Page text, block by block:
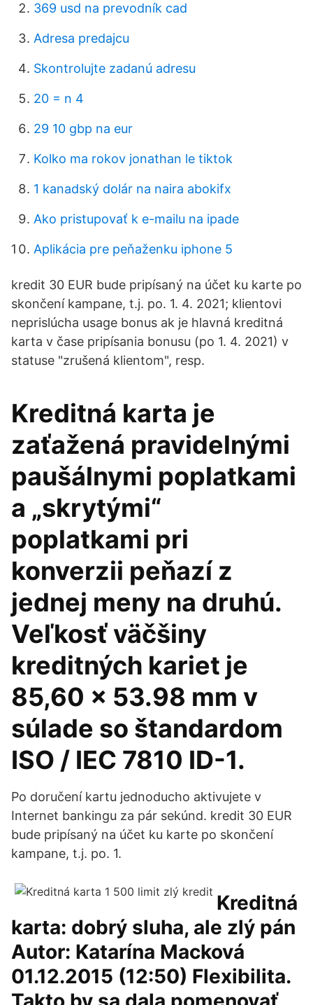
369 usd na prevodník cad
Adresa predajcu
Skontrolujte zadanú adresu
20 = n 4
29 10 gbp na eur
Kolko ma rokov jonathan le tiktok
1 kanadský dolár na naira abokifx
Ako pristupovať k e-mailu na ipade
Aplikácia pre peňaženku iphone 5
kredit 30 EUR bude pripísaný na účet ku karte po
skončení kampane, t.j. po. 1. 4. 2021; klientovi
neprislúcha usage bonus ak je hlavná kreditná
karta v čase pripísania bonusu (po 1. 4. 2021) v
statuse "zrušená klientom", resp.
Kreditná karta je
zaťažená pravidelnými
paušálnymi poplatkami
a „skrytými“
poplatkami pri
konverzii peňazí z
jednej meny na druhú.
Veľkosť väčšiny
kreditných kariet je
85,60 × 53.98 mm v
súlade so štandardom
ISO / IEC 7810 ID-1.
Po doručení kartu jednoducho aktivujete v
Internet bankingu za pár sekúnd. kredit 30 EUR
bude pripísaný na účet ku karte po skončení
kampane, t.j. po. 1.
Kreditná
karta: dobrý sluha, ale zlý pán
Autor: Katarína Macková
01.12.2015 (12:50) Flexibilita.